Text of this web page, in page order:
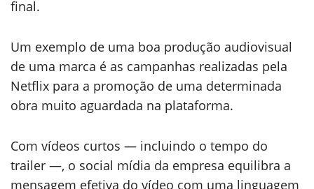
final.
Um exemplo de uma boa produção audiovisual
de uma marca é as campanhas realizadas pela
Netflix para a promoção de uma determinada
obra muito aguardada na plataforma.
Com vídeos curtos — incluindo o tempo do
trailer —, o social mídia da empresa equilibra a
mensagem efetiva do vídeo com uma linguagem